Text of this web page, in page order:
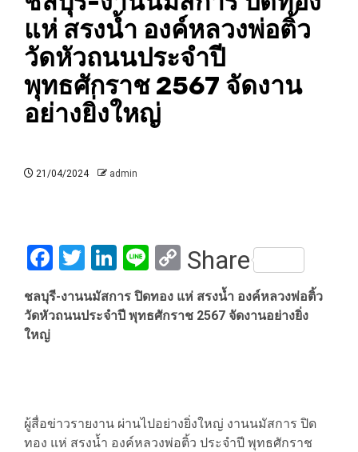
แห่ สรงน้ำ องค์หลวงพ่อติ้ว
วัดหัวถนนประจำปี
พุทธศักราช 2567 จัดงาน
อย่างยิ่งใหญ่
21/04/2024 admin
Facebook
Twitter
LinkedIn
LineCopy
Link
Share
ชลบุรี-งานนมัสการ ปิดทอง แห่ สรงน้ำ องค์หลวงพ่อติ้ว
วัดหัวถนนประจำปี พุทธศักราช 2567 จัดงานอย่างยิ่ง
ใหญ่
ผู้สื่อข่าวรายงาน ผ่านไปอย่างยิ่งใหญ่ งานนมัสการ ปิด
ทอง แห่ สรงน้ำ องค์หลวงพ่อติ้ว ประจำปี พุทธศักราช